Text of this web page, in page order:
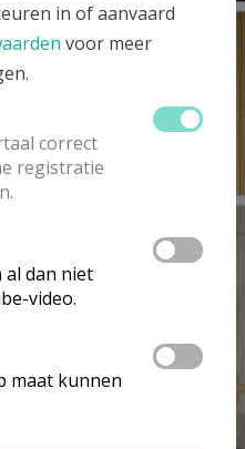
in of aanvaard
voor meer
correct
registratie
al dan niet
video.
maat kunnen